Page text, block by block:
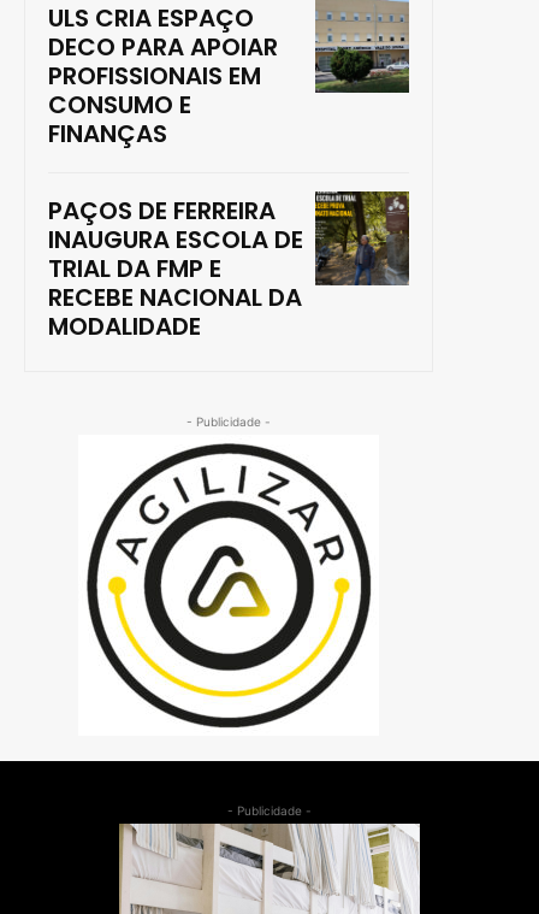
ULS CRIA ESPAÇO
DECO PARA APOIAR
PROFISSIONAIS EM
CONSUMO E
FINANÇAS
PAÇOS DE FERREIRA
INAUGURA ESCOLA DE
TRIAL DA FMP E
RECEBE NACIONAL DA
MODALIDADE
- Publicidade -
- Publicidade -